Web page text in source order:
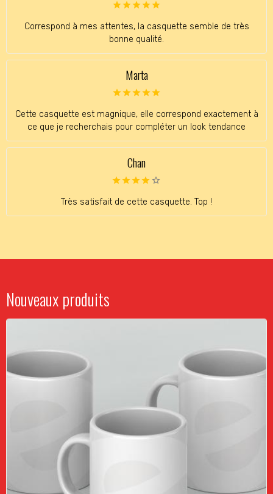
Correspond à mes attentes, la casquette semble de très
bonne qualité.
Marta
Cette casquette est magnique, elle correspond exactement à
ce que je recherchais pour compléter un look tendance
Chan
Très satisfait de cette casquette. Top !
Nouveaux produits